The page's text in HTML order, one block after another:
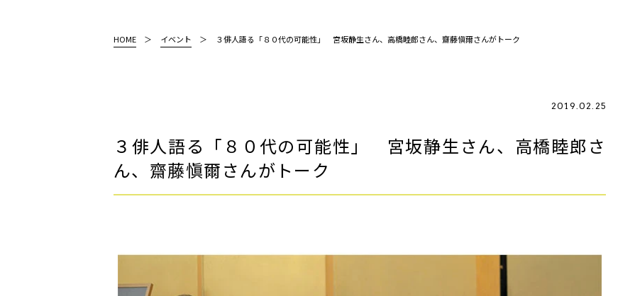
HOME イベント ３俳人語る「８０代の可能性」 宮坂静生さん、高橋睦郎さん、齋藤愼爾さんがトーク
2019.02.25
３俳人語る「８０代の可能性」 宮坂静生さん、高橋睦郎さ
ん、齋藤愼爾さんがトーク